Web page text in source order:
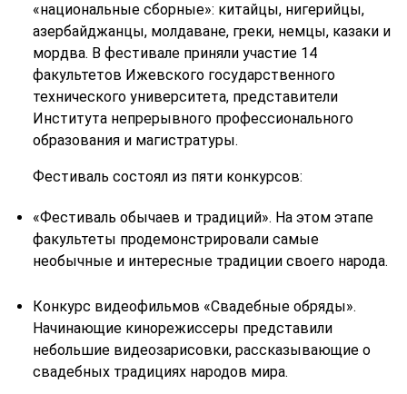
«национальные сборные»: китайцы, нигерийцы,
азербайджанцы, молдаване, греки, немцы, казаки и
мордва. В фестивале приняли участие 14
факультетов Ижевского государственного
технического университета, представители
Института непрерывного профессионального
образования и магистратуры.
Фестиваль состоял из пяти конкурсов:
«Фестиваль обычаев и традиций». На этом этапе
факультеты продемонстрировали самые
необычные и интересные традиции своего народа.
Конкурс видеофильмов «Свадебные обряды».
Начинающие кинорежиссеры представили
небольшие видеозарисовки, рассказывающие о
свадебных традициях народов мира.